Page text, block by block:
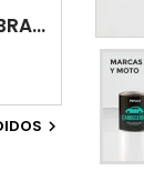
ESPONJA ABRASIVA
